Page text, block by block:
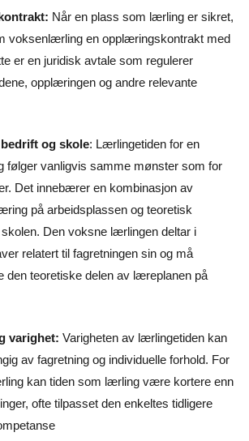
Når en plass som lærling er sikret,
voksenlærling en opplæringskontrakt med
er en juridisk avtale som regulerer
opplæringen og andre relevante
og skole: Lærlingetiden for en
følger vanligvis samme mønster som for
Det innebærer en kombinasjon av
på arbeidsplassen og teoretisk
Den voksne lærlingen deltar i
relatert til fagretningen sin og må
den teoretiske delen av læreplanen på
varighet: Varigheten av lærlingetiden kan
av fagretning og individuelle forhold. For
kan tiden som lærling være kortere enn
ofte tilpasset den enkeltes tidligere